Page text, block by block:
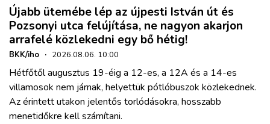
Újabb ütemébe lép az újpesti István út és
Pozsonyi utca felújítása, ne nagyon akarjon
arrafelé közlekedni egy bő hétig!
BKK/iho · 2026.08.06. 10:00
Hétfőtől augusztus 19-éig a 12-es, a 12A és a 14-es
villamosok nem járnak, helyettük pótlóbuszok közlekednek.
Az érintett utakon jelentős torlódásokra, hosszabb
menetidőkre kell számítani.